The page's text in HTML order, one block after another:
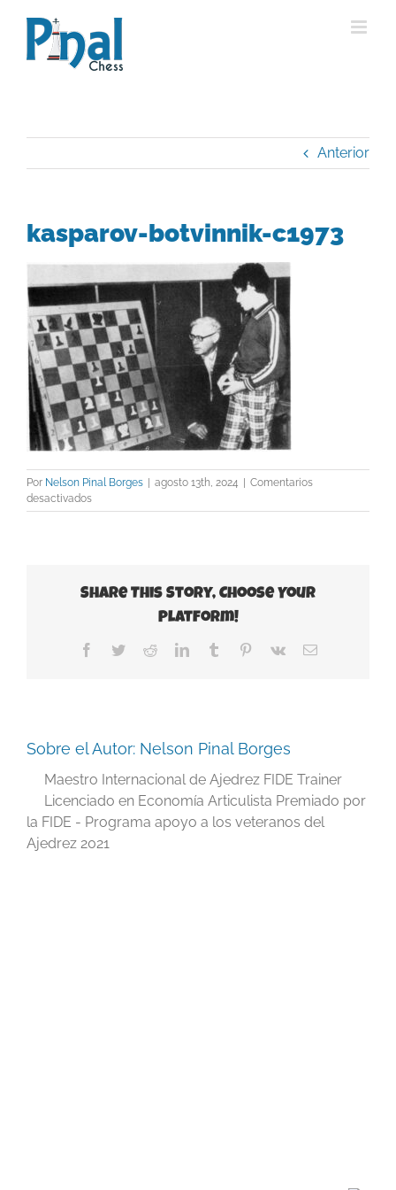
contenido
Anterior
kasparov-botvinnik-c1973
Por Nelson Pinal Borges | agosto 13th, 2024 | Comentarios
desactivadosen
kasparov-
Share This Story, Choose Your
Platform!
Facebook
TwitterRedditLinkedInTumblr Pinterest
Vk
Correo
Sobre el Autor: Nelson Pinal Borges
Maestro Internacional de Ajedrez FIDE Trainer
Licenciado en Economía Articulista Premiado por
la FIDE - Programa apoyo a los veteranos del
Ajedrez 2021